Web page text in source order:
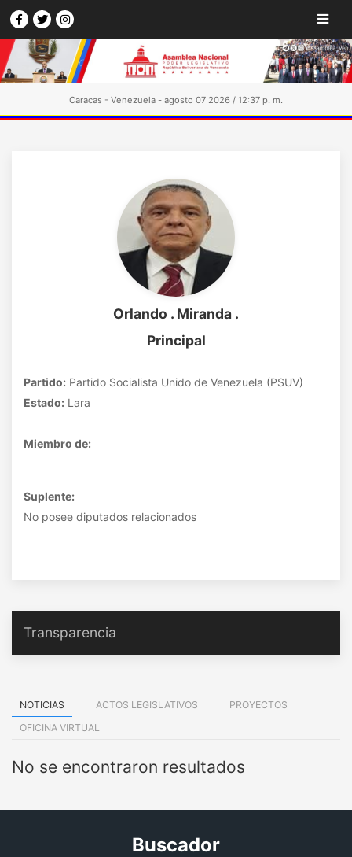
Caracas - Venezuela - agosto 07 2026 / 12:37 p. m.
Orlando . Miranda .
Principal
Partido: Partido Socialista Unido de Venezuela (PSUV)
Estado: Lara
Miembro de:
Suplente:
No posee diputados relacionados
Transparencia
NOTICIAS ACTOS LEGISLATIVOS
PROYECTOS
OFICINA VIRTUAL
No se encontraron resultados
Buscador